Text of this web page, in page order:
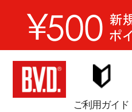
ご利用ガイド